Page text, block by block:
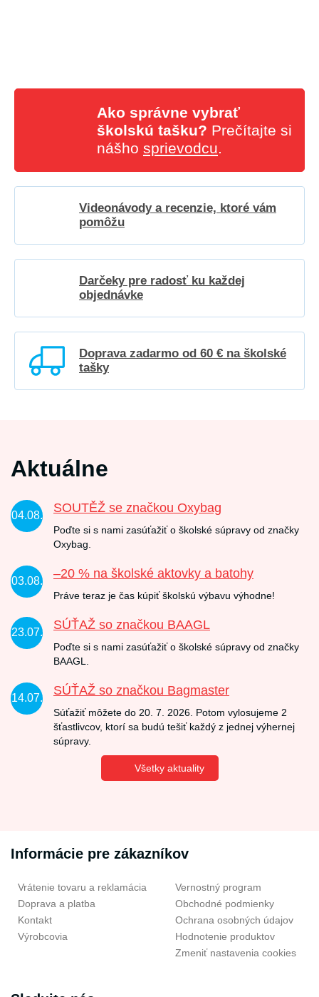
Ako správne vybrať
školskú tašku? Prečítajte si
nášho sprievodcu.
Videonávody a recenzie, ktoré vám
pomôžu
Darčeky pre radosť ku každej
objednávke
Doprava zadarmo od 60 € na školské
tašky
Aktuálne
04.08.
SOUTĚŽ se značkou Oxybag
Poďte si s nami zasúťažiť o školské súpravy od značky
Oxybag.
03.08.
–20 % na školské aktovky a batohy
Práve teraz je čas kúpiť školskú výbavu výhodne!
23.07.
SÚŤAŽ so značkou BAAGL
Poďte si s nami zasúťažiť o školské súpravy od značky
BAAGL.
14.07.
SÚŤAŽ so značkou Bagmaster
Súťažiť môžete do 20. 7. 2026. Potom vylosujeme 2
šťastlivcov, ktorí sa budú tešiť každý z jednej výhernej
súpravy.
Všetky aktuality
Informácie pre zákazníkov
Vrátenie tovaru a reklamácia
Doprava a platba
Kontakt
Výrobcovia
Vernostný program
Obchodné podmienky
Ochrana osobných údajov
Hodnotenie produktov
Zmeniť nastavenia cookies